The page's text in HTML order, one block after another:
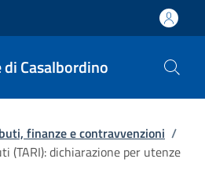
di Casalbordino
finanze e contravvenzioni /
(TARI): dichiarazione per utenze